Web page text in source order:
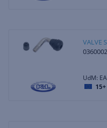
VALVE
UdM: EA
15+